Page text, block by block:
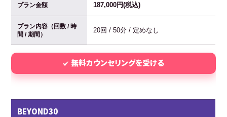
プラン金額 187,000円(税込)
プラン内容（回数 / 時
間 / 期間）
20回 / 50分 / 定めなし
無料カウンセリングを受ける
BEYOND30